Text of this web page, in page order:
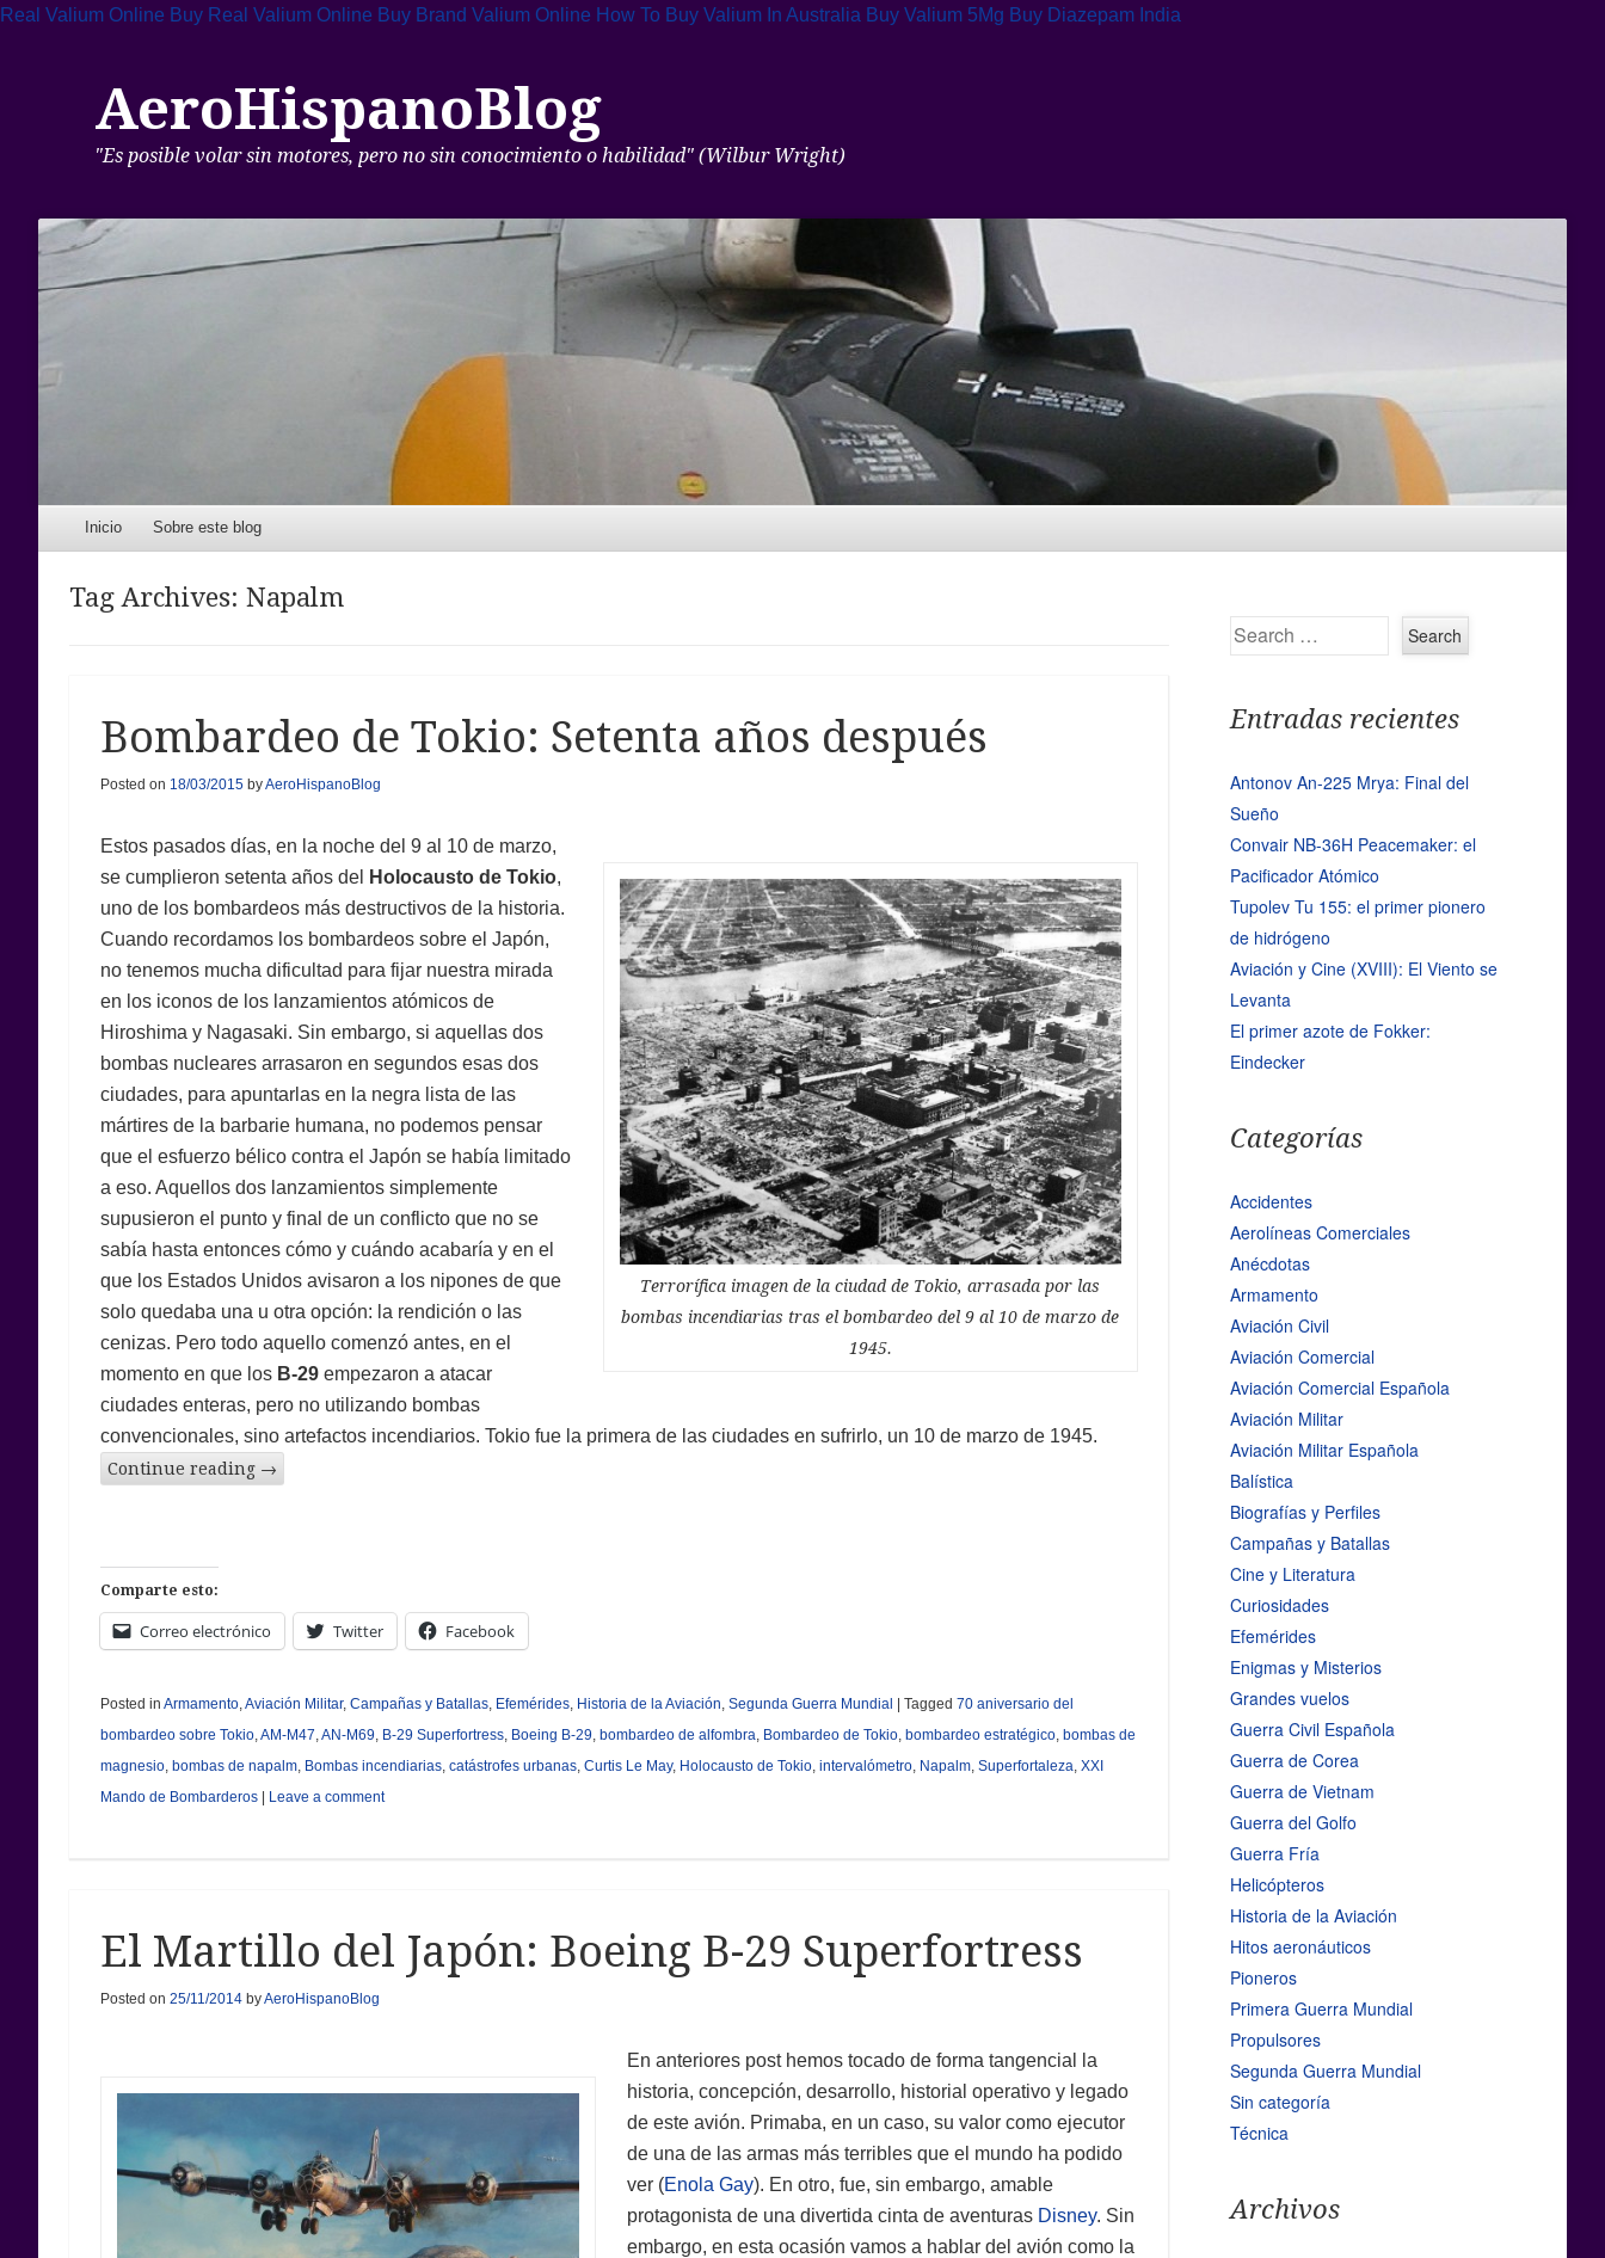
Real Valium Online Buy Real Valium Online Buy Brand Valium Online How To Buy Valium In Australia Buy Valium 5Mg Buy Diazepam India
AeroHispanoBlog
"Es posible volar sin motores, pero no sin conocimiento o habilidad" (Wilbur Wright)
Menu
Skip to content
Inicio Sobre este blog
Tag Archives: Napalm
Bombardeo de Tokio: Setenta años después
Posted on 18/03/2015byAeroHispanoBlog
Terrorífica imagen de la ciudad de Tokio, arrasada por las
bombas incendiarias tras el bombardeo del 9 al 10 de marzo de
1945.
Estos pasados días, en la noche del 9 al 10 de marzo,
se cumplieron setenta años del
Holocausto de Tokio,
uno de los bombardeos más destructivos de la historia.
Cuando recordamos los bombardeos sobre el Japón,
no tenemos mucha dificultad para fijar nuestra mirada
en los iconos de los lanzamientos atómicos de
Hiroshima y Nagasaki. Sin embargo, si aquellas dos
bombas nucleares arrasaron en segundos esas dos
ciudades, para apuntarlas en la negra lista de las
mártires de la barbarie humana, no podemos pensar
que el esfuerzo bélico contra el Japón se había limitado
a eso. Aquellos dos lanzamientos simplemente
supusieron el punto y final de un conflicto que no se
sabía hasta entonces cómo y cuándo acabaría y en el
que los Estados Unidos avisaron a los nipones de que
solo quedaba una u otra opción: la rendición o las
cenizas. Pero todo aquello comenzó antes, en el
momento en que los B-29empezaron a atacar
ciudades enteras, pero no utilizando bombas
convencionales, sino artefactos incendiarios. Tokio fue la primera de las ciudades en sufrirlo, un 10 de marzo de 1945.
Continue reading →
Comparte esto:
Correo electrónico Twitter Facebook
Posted in Armamento,Aviación Militar, Campañas y Batallas, Efemérides, Historia de la Aviación, Segunda Guerra Mundial | Tagged 70 aniversario del
bombardeo sobre Tokio,AM-M47,AN-M69, B-29 Superfortress, Boeing B-29, bombardeo de alfombra, Bombardeo de Tokio, bombardeo estratégico, bombas de
magnesio, bombas de napalm, Bombas incendiarias, catástrofes urbanas, Curtis Le May, Holocausto de Tokio, intervalómetro, Napalm, Superfortaleza, XXI
Mando de Bombarderos | Leave a comment
El Martillo del Japón: Boeing B-29 Superfortress
Posted on 25/11/2014byAeroHispanoBlog
En anteriores post hemos tocado de forma tangencial la
historia, concepción, desarrollo, historial operativo y legado
de este avión. Primaba, en un caso, su valor como ejecutor
de una de las armas más terribles que el mundo ha podido
ver (Enola Gay). En otro, fue, sin embargo, amable
protagonista de una divertida cinta de aventuras Disney. Sin
embargo, en esta ocasión vamos a hablar del avión como la
Search
Entradas recientes
Antonov An-225 Mrya: Final del
Sueño
Convair NB-36H Peacemaker: el
Pacificador Atómico
Tupolev Tu 155: el primer pionero
de hidrógeno
Aviación y Cine (XVIII): El Viento se
Levanta
El primer azote de Fokker:
Eindecker
Categorías
Accidentes
Aerolíneas Comerciales
Anécdotas
Armamento
Aviación Civil
Aviación Comercial
Aviación Comercial Española
Aviación Militar
Aviación Militar Española
Balística
Biografías y Perfiles
Campañas y Batallas
Cine y Literatura
Curiosidades
Efemérides
Enigmas y Misterios
Grandes vuelos
Guerra Civil Española
Guerra de Corea
Guerra de Vietnam
Guerra del Golfo
Guerra Fría
Helicópteros
Historia de la Aviación
Hitos aeronáuticos
Pioneros
Primera Guerra Mundial
Propulsores
Segunda Guerra Mundial
Sin categoría
Técnica
Archivos